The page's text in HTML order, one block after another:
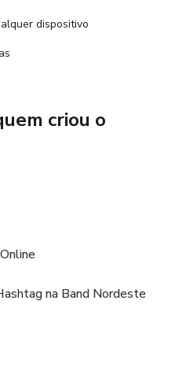
dispositivo
criou o
na Band Nordeste